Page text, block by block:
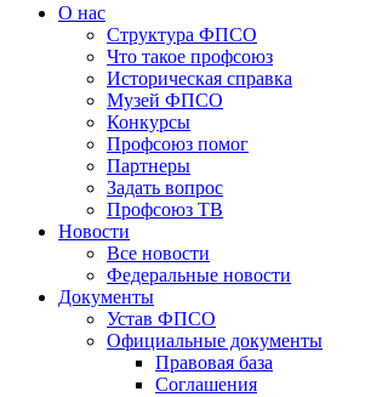
О нас
Структура ФПСО
Что такое профсоюз
Историческая справка
Музей ФПСО
Конкурсы
Профсоюз помог
Партнеры
Задать вопрос
Профсоюз ТВ
Новости
Все новости
Федеральные новости
Документы
Устав ФПСО
Официальные документы
Правовая база
Соглашения